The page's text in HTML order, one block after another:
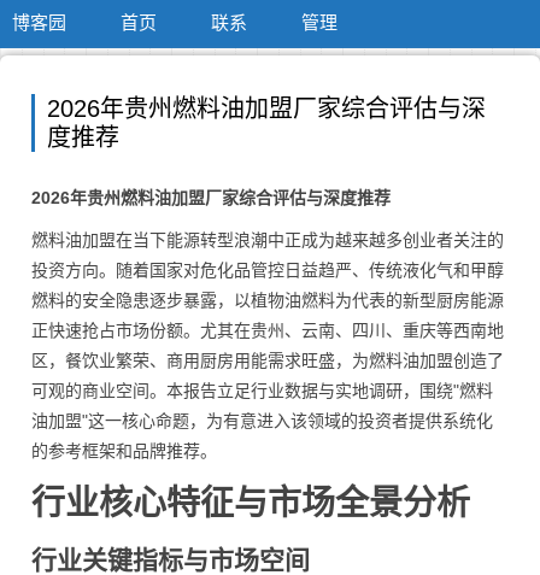
博客园 首页 联系 管理
2026年贵州燃料油加盟厂家综合评估与深
度推荐
2026年贵州燃料油加盟厂家综合评估与深度推荐
燃料油加盟在当下能源转型浪潮中正成为越来越多创业者关注的
投资方向。随着国家对危化品管控日益趋严、传统液化气和甲醇
燃料的安全隐患逐步暴露，以植物油燃料为代表的新型厨房能源
正快速抢占市场份额。尤其在贵州、云南、四川、重庆等西南地
区，餐饮业繁荣、商用厨房用能需求旺盛，为燃料油加盟创造了
可观的商业空间。本报告立足行业数据与实地调研，围绕"燃料
油加盟"这一核心命题，为有意进入该领域的投资者提供系统化
的参考框架和品牌推荐。
行业核心特征与市场全景分析
行业关键指标与市场空间